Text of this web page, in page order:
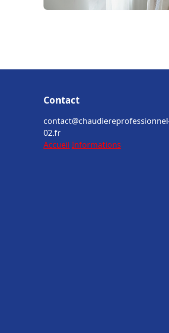
Contact
02.fr
Accueil Informations